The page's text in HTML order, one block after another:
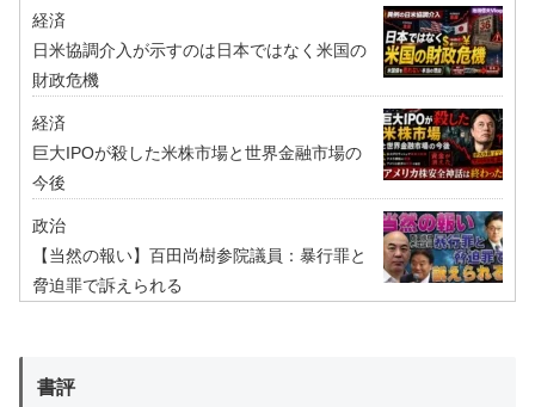
経済
日米協調介入が示すのは日本ではなく米国の
財政危機
経済
巨大IPOが殺した米株市場と世界金融市場の
今後
政治
【当然の報い】百田尚樹参院議員：暴行罪と
脅迫罪で訴えられる
書評